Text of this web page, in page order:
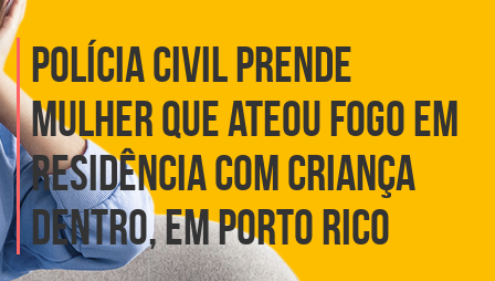
POLÍCIA CIVIL PRENDE
MULHER QUE ATEOU FOGO EM
RESIDÊNCIA COM CRIANÇA
DENTRO, EM PORTO RICO